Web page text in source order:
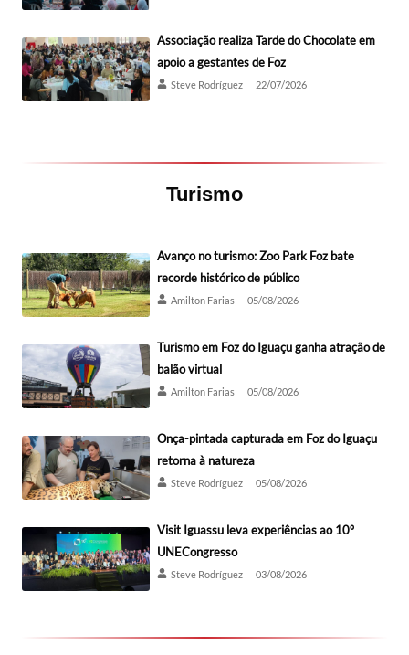
Associação realiza Tarde do Chocolate em
apoio a gestantes de Foz
Steve Rodríguez 22/07/2026
Turismo
Avanço no turismo: Zoo Park Foz bate
recorde histórico de público
Amilton Farias 05/08/2026
Turismo em Foz do Iguaçu ganha atração de
balão virtual
Amilton Farias 05/08/2026
Onça-pintada capturada em Foz do Iguaçu
retorna à natureza
Steve Rodríguez 05/08/2026
Visit Iguassu leva experiências ao 10º
UNECongresso
Steve Rodríguez 03/08/2026